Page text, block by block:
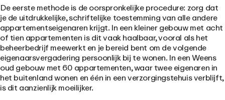
De eerstemethodeisde oorspronkelijke procedure: zorg dat
je de uitdrukkelijke, schriftelijke toestemming van alle andere
appartementseigenaren krijgt. In een kleiner gebouw met acht
of tien appartementen is dit vaak haalbaar, vooral als het
beheerbedrijf meewerkt en je bereid bent om de volgende
eigenaarsvergadering persoonlijk bij te wonen. In een Weens
oud gebouw met 60 appartementen, waar twee eigenaren in
het buitenland wonen en één in een verzorgingstehuis verblijft,
is dit aanzienlijk moeilijker.